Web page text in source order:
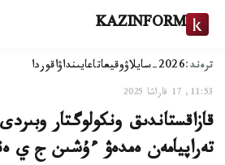
KAZINFORM
ترەند:2026-سايلاۋ وقيعاتاعايىنداۋاقوردا
11:53, 17 قاراشا 2025
قازاقستاندىق ونكولوگتار
تەراپيامەن ەمدەۋ ءۇشىن ج ي